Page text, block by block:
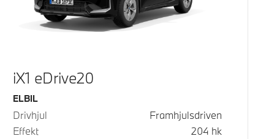
iX1 eDrive20
Bränsle
ELBIL
Drivhjul
Framhjulsdriven
Effekt
204 hk